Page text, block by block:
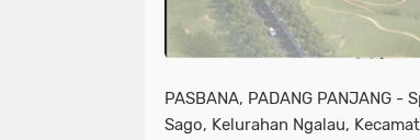
PASBANA, PADANG PANJANG -
Sago, Kelurahan Ngalau,